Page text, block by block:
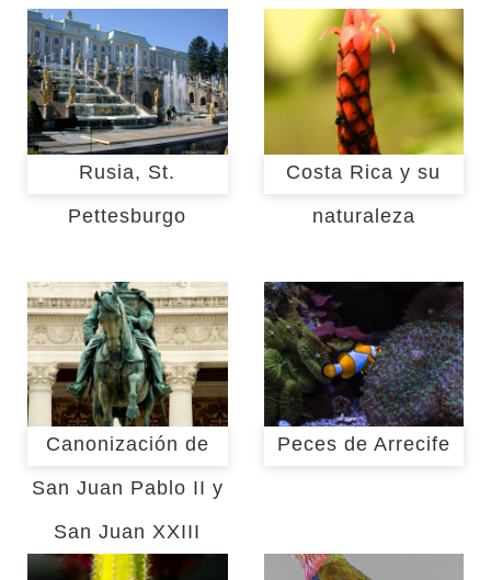
Rusia, St.
Pettesburgo
Costa Rica y su
naturaleza
Canonización de
San Juan Pablo II y
San Juan XXIII
Peces de Arrecife